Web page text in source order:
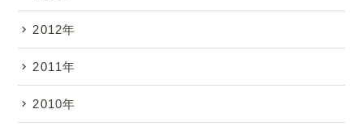
2012年
2011年
2010年